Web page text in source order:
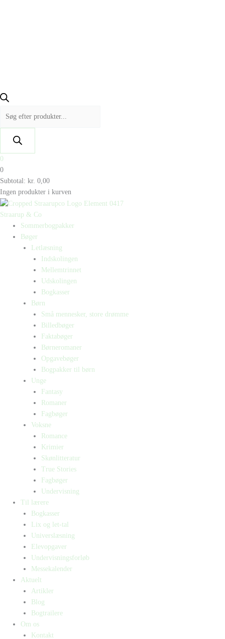
0
0
Subtotal: kr. 0,00
Ingen produkter i kurven
Straarup & Co
Sommerbogpakker
Bøger
Letlæsning
Indskolingen
Mellemtrinnet
Udskolingen
Bogkasser
Børn
Små mennesker, store drømme
Billedbøger
Faktabøger
Børneromaner
Opgavebøger
Bogpakker til børn
Unge
Fantasy
Romaner
Fagbøger
Voksne
Romance
Krimier
Skønlitteratur
True Stories
Fagbøger
Undervisning
Til lærere
Bogkasser
Lix og let-tal
Universlæsning
Elevopgaver
Undervisningsforløb
Messekalender
Aktuelt
Artikler
Blog
Bogtrailere
Om os
Kontakt